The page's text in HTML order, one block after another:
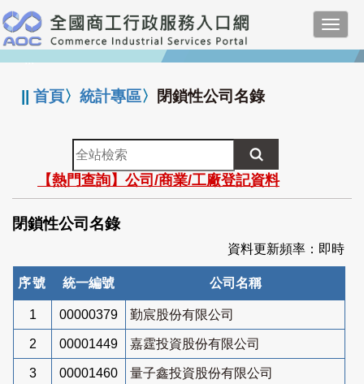
跳
到
主
要
:::
||首頁〉統計專區〉 閉鎖性公司名錄
全
站
檢
索
【熱門查詢】公司/商業/工廠登記資料
閉鎖性公司名錄
資料更新頻率：即時
序號 統一編號 公司名稱
1 00000379 勤宸股份有限公司
2 00001449 嘉霆投資股份有限公司
3 00001460 量子鑫投資股份有限公司